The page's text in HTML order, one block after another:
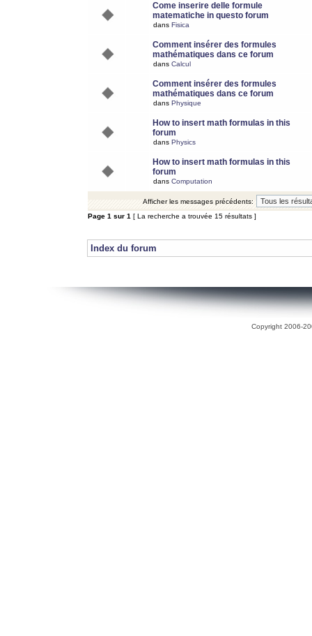
Come inserire delle formule
matematiche in questo forum
dans Fisica
Comment insérer des formules
mathématiques dans ce forum
dans Calcul
Comment insérer des formules
mathématiques dans ce forum
dans Physique
How to insert math formulas in this
forum
dans Physics
How to insert math formulas in this
forum
dans Computation
Afficher les messages précédents:
Page 1 sur 1 [ La recherche a trouvée 15 résultats ]
Index du forum
Copyright 2006-